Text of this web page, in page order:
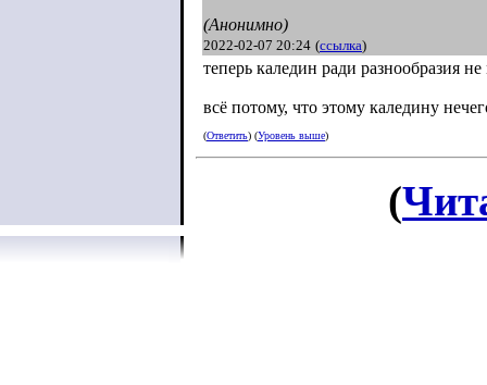
(Анонимно)
2022-02-07 20:24 (ссылка)
теперь каледин ради разнообразия
всё потому, что этому каледину
(Ответить) (Уровень выше)
(